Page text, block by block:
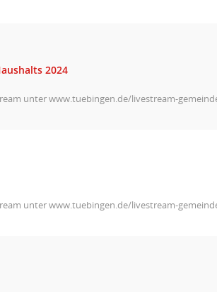
2024
unter www.tuebingen.de/livestream-
unter www.tuebingen.de/livestream-